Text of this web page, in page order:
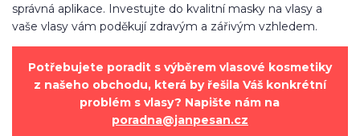
správná aplikace. Investujte do kvalitní masky na vlasy a
vaše vlasy vám poděkují zdravým a zářivým vzhledem.
Potřebujete poradit s výběrem vlasové kosmetiky
z našeho obchodu, která by řešila Váš konkrétní
problém s vlasy? Napište nám na
poradna@janpesan.cz